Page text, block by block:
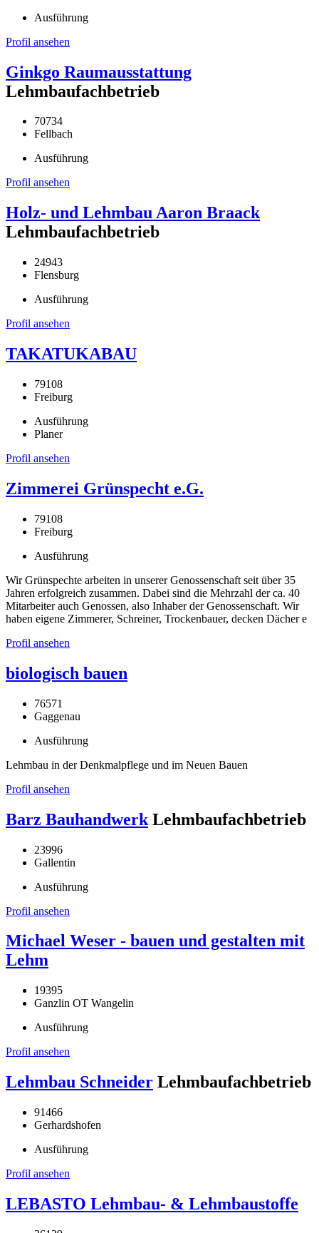
Ausführung
Profil ansehen
Ginkgo Raumausstattung
Lehmbaufachbetrieb
70734
Fellbach
Ausführung
Profil ansehen
Holz- und Lehmbau Aaron Braack
Lehmbaufachbetrieb
24943
Flensburg
Ausführung
Profil ansehen
TAKATUKABAU
79108
Freiburg
Ausführung
Planer
Profil ansehen
Zimmerei Grünspecht e.G.
79108
Freiburg
Ausführung
Wir Grünspechte arbeiten in unserer Genossenschaft seit über 35
Jahren erfolgreich zusammen. Dabei sind die Mehrzahl der ca. 40
Mitarbeiter auch Genossen, also Inhaber der Genossenschaft. Wir
haben eigene Zimmerer, Schreiner, Trockenbauer, decken Dächer e
Profil ansehen
biologisch bauen
76571
Gaggenau
Ausführung
Lehmbau in der Denkmalpflege und im Neuen Bauen
Profil ansehen
Barz Bauhandwerk Lehmbaufachbetrieb
23996
Gallentin
Ausführung
Profil ansehen
Michael Weser - bauen und gestalten mit
Lehm
19395
Ganzlin OT Wangelin
Ausführung
Profil ansehen
Lehmbau Schneider Lehmbaufachbetrieb
91466
Gerhardshofen
Ausführung
Profil ansehen
LEBASTO Lehmbau- & Lehmbaustoffe